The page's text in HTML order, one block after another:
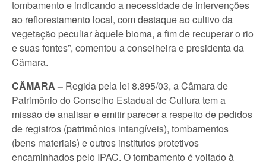
tombamento e indicando a necessidade de intervenções
ao reflorestamento local, com destaque ao cultivo da
vegetação peculiar àquele bioma, a fim de recuperar o rio
e suas fontes”, comentou a conselheira e presidenta da
Câmara.
CÂMARA – Regida pela lei 8.895/03, a Câmara de
Patrimônio do Conselho Estadual de Cultura tem a
missão de analisar e emitir parecer a respeito de pedidos
de registros (patrimônios intangíveis), tombamentos
(bens materiais) e outros institutos protetivos
encaminhados pelo IPAC. O tombamento é voltado à